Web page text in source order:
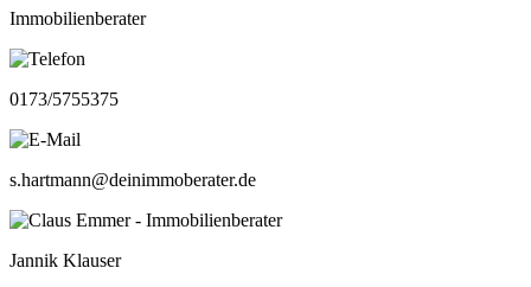
Immobilienberater
0173/5755375
s.hartmann@deinimmoberater.de
Jannik Klauser